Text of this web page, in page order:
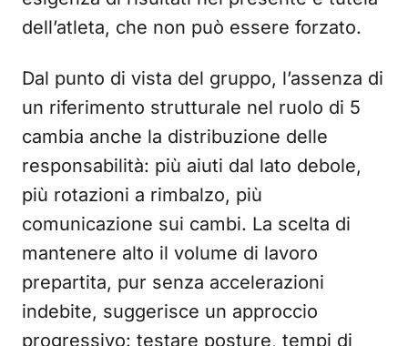
dell’atleta, che non può essere forzato.
Dal punto di vista del gruppo, l’assenza di
un riferimento strutturale nel ruolo di 5
cambia anche la distribuzione delle
responsabilità: più aiuti dal lato debole,
più rotazioni a rimbalzo, più
comunicazione sui cambi. La scelta di
mantenere alto il volume di lavoro
prepartita, pur senza accelerazioni
indebite, suggerisce un approccio
progressivo: testare posture, tempi di